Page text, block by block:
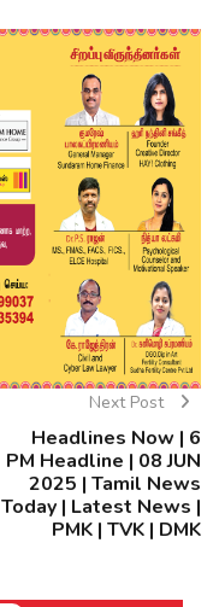
Next Post
Headlines Now | 6
PM Headline | 08 JUN
2025 | Tamil News
Today | Latest News |
PMK | TVK | DMK